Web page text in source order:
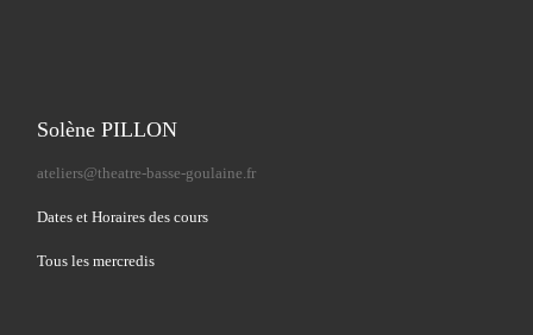
Solène PILLON
ateliers@theatre-basse-goulaine.fr
Dates et Horaires des cours
Tous les mercredis